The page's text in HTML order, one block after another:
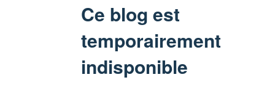
Ce blog est
temporairement
indisponible